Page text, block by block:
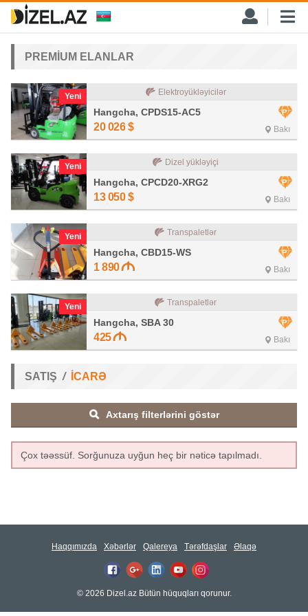
PREMİUM ELANLAR
Yeni Elektroyükləyicilər
Hangcha, CPDS15-AC5
20 026 $ Bakı
Yeni Dizel yükləyiçi
Hangcha, CPCD20-XRG2
13 050 $ Bakı
Yeni Transpaletlər
Hangcha, CBD15-WS
1 890 Bakı
Yeni Transpaletlər
Hangcha, SBA 30
425 Bakı
SATIŞ İCARƏ
Axtarış filterlərini göstər
Çox təəssüf. Sorğunuza uyğun heç bir nəticə tapılmadı.
Haqqımızda Xəbərlər Qalereya Tərəfdaşlar Əlaqə
© 2026 Dizel.az Bütün hüquqları qorunur.